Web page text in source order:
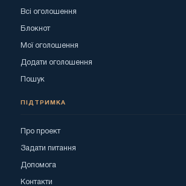
Всі оголошення
Блокнот
Мої оголошення
Додати оголошення
Пошук
ПІДТРИМКА
Про проект
Задати питання
Допомога
Контакти